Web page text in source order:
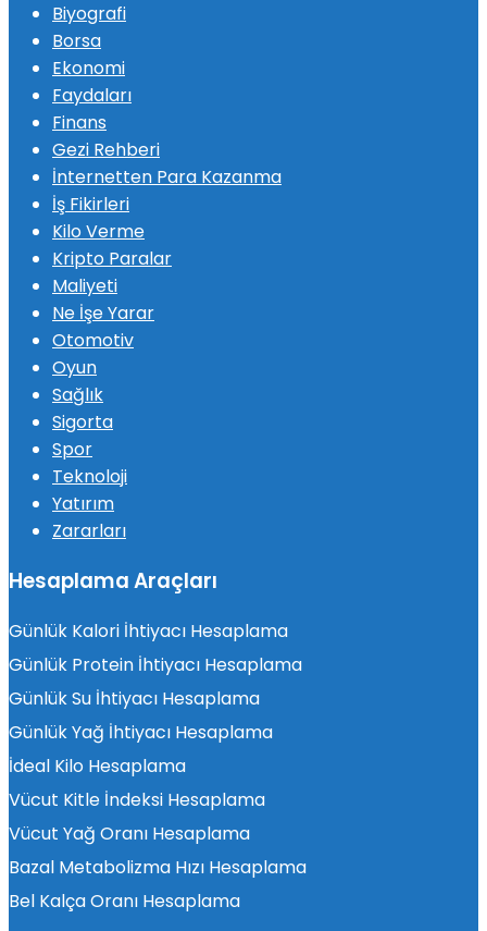
Biyografi
Borsa
Ekonomi
Faydaları
Finans
Gezi Rehberi
İnternetten Para Kazanma
İş Fikirleri
Kilo Verme
Kripto Paralar
Maliyeti
Ne İşe Yarar
Otomotiv
Oyun
Sağlık
Sigorta
Spor
Teknoloji
Yatırım
Zararları
Hesaplama Araçları
Günlük Kalori İhtiyacı Hesaplama
Günlük Protein İhtiyacı Hesaplama
Günlük Su İhtiyacı Hesaplama
Günlük Yağ İhtiyacı Hesaplama
İdeal Kilo Hesaplama
Vücut Kitle İndeksi Hesaplama
Vücut Yağ Oranı Hesaplama
Bazal Metabolizma Hızı Hesaplama
Bel Kalça Oranı Hesaplama